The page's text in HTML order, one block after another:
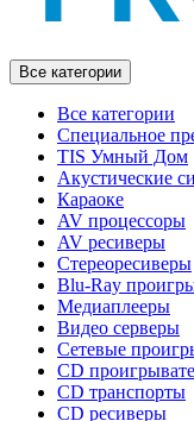
Все категории
Все категории
Специальное
TIS Умный Дом
Акустические
Караоке
AV процессоры
AV ресиверы
Стереоресиверы
Blu-Ray
Медиаплееры
Видео серверы
Сетевые
CD
CD транспорты
CD ресиверы